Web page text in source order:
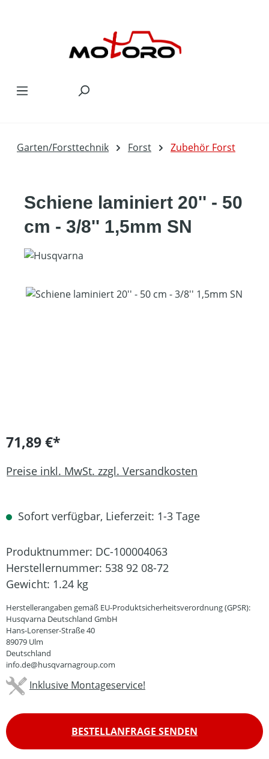
Garten/Forsttechnik Forst Zubehör Forst
Schiene laminiert 20'' - 50
cm - 3/8'' 1,5mm SN
Bildergalerie überspringen
71,89 €*
Preise inkl. MwSt. zzgl. Versandkosten
Sofort verfügbar, Lieferzeit: 1-3 Tage
Produktnummer: DC-100004063
Herstellernummer: 538 92 08-72
Gewicht: 1.24 kg
Herstellerangaben gemäß EU-Produktsicherheitsverordnung (GPSR):
Husqvarna Deutschland GmbH
Hans-Lorenser-Straße 40
89079 Ulm
Deutschland
info.de@husqvarnagroup.com
Inklusive Montageservice!
BESTELLANFRAGE SENDEN